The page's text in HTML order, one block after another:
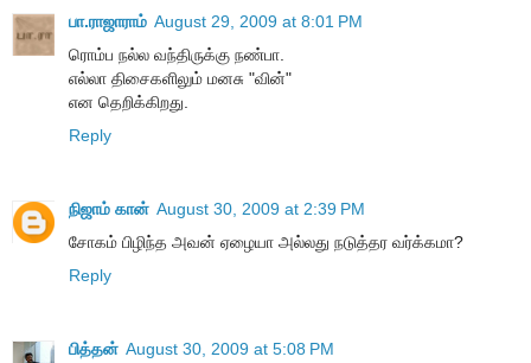
பா.ராஜாராம் August 29, 2009 at 8:01 PM
ரொம்ப நல்ல வந்திருக்கு நண்பா.
எல்லா திசைகளிலும் மனசு "வின்"
என தெறிக்கிறது.
Reply
நிஜாம் கான் August 30, 2009 at 2:39 PM
சோகம் பிழிந்த அவன் ஏழையா அல்லது நடுத்தர வர்க்கமா?
Reply
பித்தன் August 30, 2009 at 5:08 PM